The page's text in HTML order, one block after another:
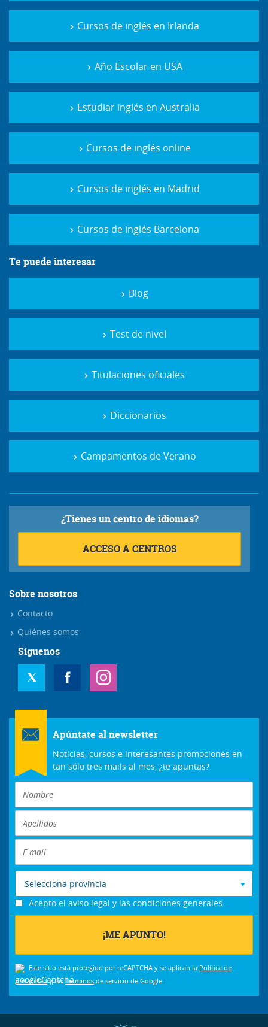
Cursos de inglés en Irlanda
Año Escolar en USA
Estudiar inglés en Australia
Cursos de inglés online
Cursos de inglés en Madrid
Cursos de inglés Barcelona
Te puede interesar
Blog
Test de nivel
Titulaciones oficiales
Diccionarios
Campamentos de Verano
¿Tienes un centro de idiomas?
ACCESO A CENTROS
Sobre nosotros
Contacto
Quiénes somos
Síguenos
Apúntate al newsletter
Noticias, cursos e interesantes promociones en
tan sólo tres mails al mes, ¿te apuntas?
Selecciona provincia
Acepto el aviso legal y las condiciones generales
Este sitio está protegido por reCAPTCHA y se aplican la Política de
privacidady losTérminos de servicio de Google.